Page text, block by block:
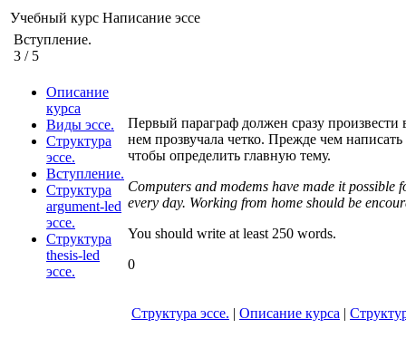
Учебный курс Написание эссе
Вступление.
3 / 5
Описание
курса
Виды эссе.
Структура
эссе.
Вступление.
Структура
argument-led
эссе.
Структура
thesis-led
эссе.
Первый параграф должен сразу произвести
нем прозвучала четко. Прежде чем
чтобы определить главную тему.
Computers and modems have made it
every day. Working from home should be
You should write at least 250 words.
0
Структура эссе. | Описание курса |